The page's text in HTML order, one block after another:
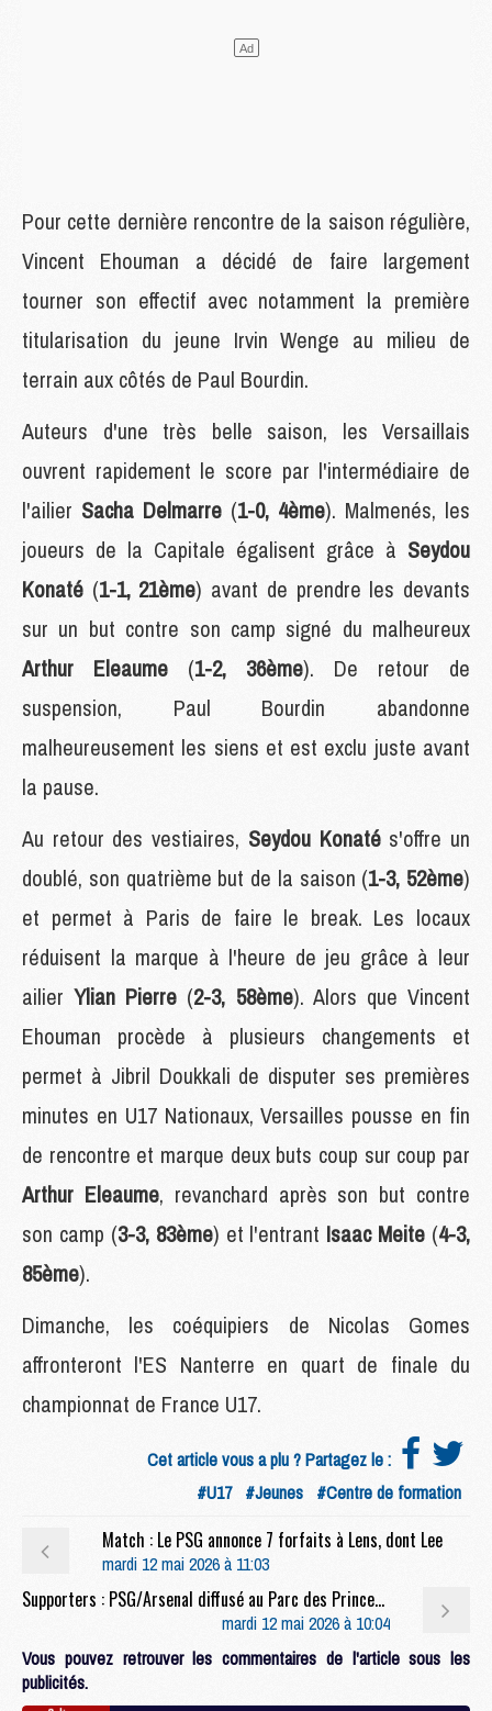
Pour cette dernière rencontre de la saison régulière,
Vincent Ehouman a décidé de faire largement
tourner son effectif avec notamment la première
titularisation du jeune Irvin Wenge au milieu de
terrain aux côtés de Paul Bourdin.
Auteurs d'une très belle saison, les Versaillais
ouvrent rapidement le score par l'intermédiaire de
l'ailier Sacha Delmarre (1-0, 4ème). Malmenés, les
joueurs de la Capitale égalisent grâce à Seydou
Konaté (1-1, 21ème) avant de prendre les devants
sur un but contre son camp signé du malheureux
Arthur Eleaume (1-2, 36ème). De retour de
suspension, Paul Bourdin abandonne
malheureusement les siens et est exclu juste avant
la pause.
Au retour des vestiaires, Seydou Konatés'offre un
doublé, son quatrième but de la saison (1-3, 52ème)
et permet à Paris de faire le break. Les locaux
réduisent la marque à l'heure de jeu grâce à leur
ailierYlian Pierre (2-3, 58ème). Alors que Vincent
Ehouman procède à plusieurs changements et
permet à Jibril Doukkali de disputer ses premières
minutes en U17 Nationaux, Versailles pousse en fin
de rencontre et marque deux buts coup sur coup par
Arthur Eleaume, revanchard après son but contre
son camp (3-3, 83ème) et l'entrant Isaac Meite (4-3,
85ème).
Dimanche, les coéquipiers de Nicolas Gomes
affronteront l'ES Nanterre en quart de finale du
championnat de France U17.
Cet article vous a plu ? Partagez le :
#U17 #Jeunes #Centre de formation
Match : Le PSG annonce 7 forfaits à Lens, dont Lee
mardi 12 mai 2026 à 11:03
Supporters : PSG/Arsenal diffusé au Parc des Princes, premières modalités pour les places
mardi 12 mai 2026 à 10:04
Vous pouvez retrouver les commentaires de l'article sous les
publicités.